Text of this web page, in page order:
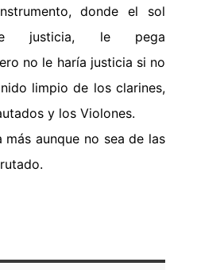
donde el sol
justicia, le pega
no le haría justicia si no
limpio de los clarines,
y los Violones.
más aunque no sea de las